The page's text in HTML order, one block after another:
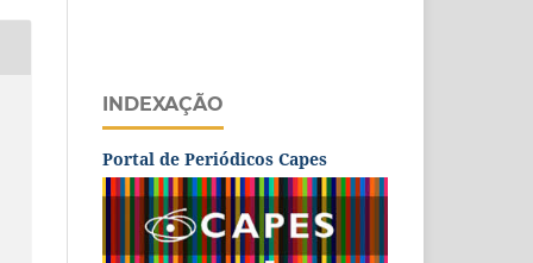
INDEXAÇÃO
Portal de Periódicos Capes